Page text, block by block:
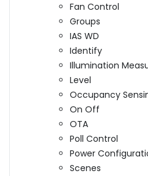
Fan Control
Groups
IAS WD
Identify
Illumination
Level
Occupancy
On Off
OTA
Poll Control
Power
Scenes